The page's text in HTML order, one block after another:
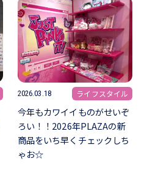
2026.03.18 ライフスタイル
今年もカワイイものがせいぞ
ろい！！2026年PLAZAの新
商品をいち早くチェックしち
ゃお☆